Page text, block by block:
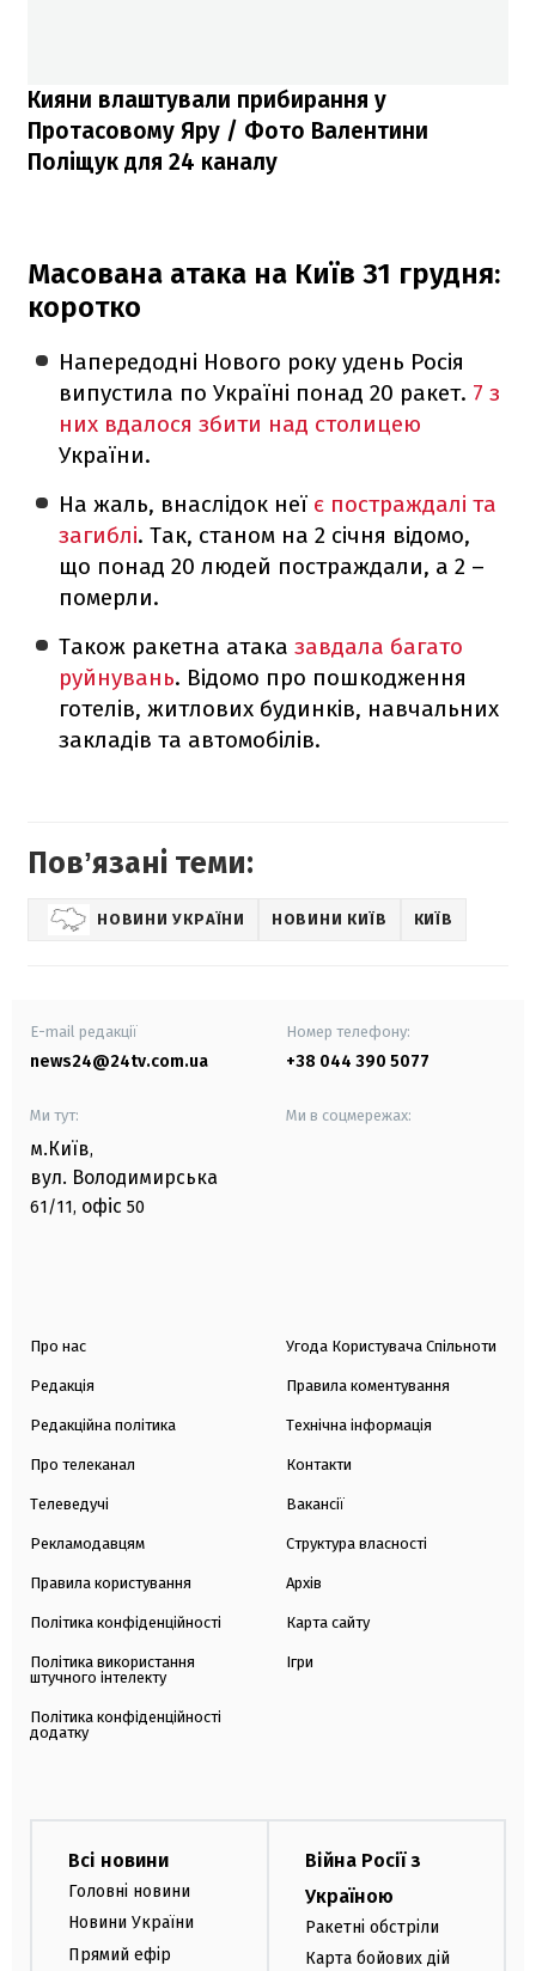
Кияни влаштували прибирання у
Протасовому Яру / Фото Валентини
Поліщук для 24 каналу
Масована атака на Київ 31 грудня:
коротко
Напередодні Нового року удень Росія
випустила по Україні понад 20 ракет. 7 з
них вдалося збити над столицею
України.
На жаль, внаслідок неї є постраждалі та
загиблі. Так, станом на 2 січня відомо,
що понад 20 людей постраждали, а 2 –
померли.
Також ракетна атаказавдала багато
руйнувань. Відомо про пошкодження
готелів, житлових будинків, навчальних
закладів та автомобілів.
Повʼязані теми:
НОВИНИ УКРАЇНИ НОВИНИ КИЇВ КИЇВ
E-mail редакції
news24@24tv.com.ua
Номер телефону:
+38 044 390 5077
Ми тут:
м.Київ,
вул. Володимирська
61/11, офіс 50
Ми в соцмережах:
Про нас
Редакція
Редакційна політика
Про телеканал
Телеведучі
Рекламодавцям
Правила користування
Політика конфіденційності
Політика використання
штучного інтелекту
Політика конфіденційності
додатку
Угода Користувача Спільноти
Правила коментування
Технічна інформація
Контакти
Вакансії
Структура власності
Архів
Карта сайту
Ігри
Всі новини
Головні новини
Новини України
Прямий ефір
Війна Росії з
Україною
Ракетні обстріли
Карта бойових дій